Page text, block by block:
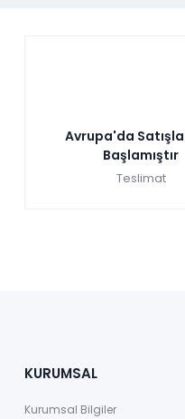
Avrupa'da
Başlamıştır
Teslimat
KURUMSAL
Kurumsal Bilgiler